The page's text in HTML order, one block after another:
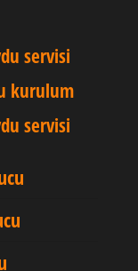
servisi
kurulum
servisi